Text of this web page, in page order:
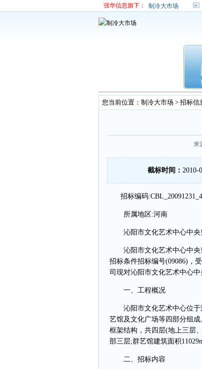
强华信息旗下： 制冷大市场
您当前位置： 制冷大市场 > 招标信
来
截标时间： 2010-
招标编码
所属地区:河南
沁阳市文化艺术中心中央
沁阳市文化艺术中心中央
招标条件招标编号(09086)，
司现对沁阳市文化艺术中心
一、工程概况
沁阳市文化艺术中心位于
艺馆及文化广场等四部分组
框架结构，共四层(地上三层
部三层;群艺馆建筑面积
二、招标内容